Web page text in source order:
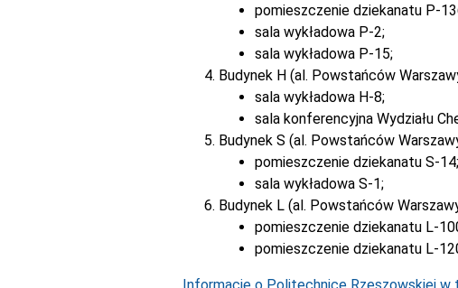
pomieszczenie dziekanatu P-
sala wykładowa P-2;
sala wykładowa P-15;
Budynek H (al. Powstańców
sala wykładowa H-8;
sala konferencyjna Wydziału
Budynek S (al. Powstańców
pomieszczenie dziekanatu S-14;
sala wykładowa S-1;
Budynek L (al. Powstańców
pomieszczenie dziekanatu L-
pomieszczenie dziekanatu L-